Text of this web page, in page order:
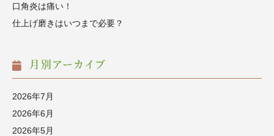
口角炎は痛い！
仕上げ磨きはいつまで必要？
月別アーカイブ
2026年7月
2026年6月
2026年5月